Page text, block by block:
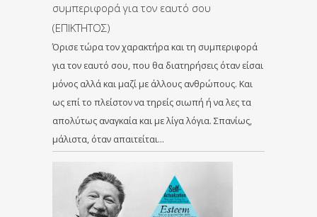
συμπεριφορά για τον εαυτό σου
(ΕΠΙΚΤΗΤΟΣ)
Όρισε τώρα τον χαρακτήρα και τη συμπεριφορά
για τον εαυτό σου, που θα διατηρήσεις όταν είσαι
μόνος αλλά και μαζί με άλλους ανθρώπους. Και
ως επί το πλείστον να τηρείς σιωπή ή να λες τα
απολύτως αναγκαία και με λίγα λόγια. Σπανίως,
μάλιστα, όταν απαιτείται…